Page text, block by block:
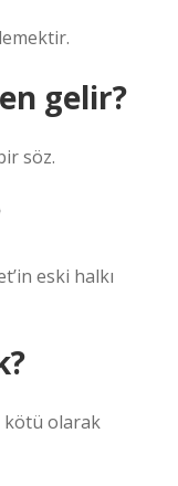
gelir?
söz.
eski halkı
kötü olarak